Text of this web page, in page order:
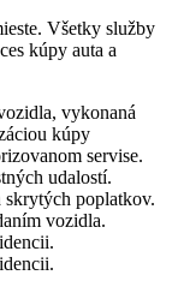
Všetky služby
kúpy auta a
vykonaná
kúpy
servise.
udalostí.
poplatkov.
vozidla.